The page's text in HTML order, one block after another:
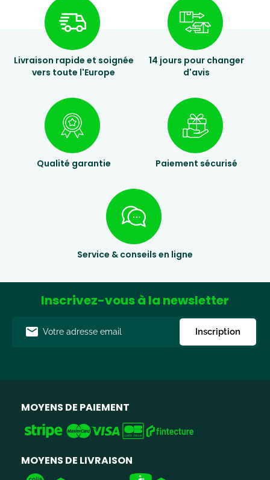
Livraison rapide et soignée
vers toute l'Europe
14 jours pour changer
d'avis
Qualité garantie Paiement sécurisé
Service & conseils en ligne
Inscrivez-vous à la newsletter
Inscription
MOYENS DE PAIEMENT
MOYENS DE LIVRAISON